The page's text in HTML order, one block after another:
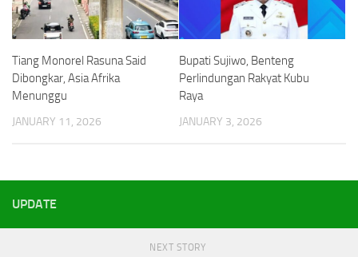
Tiang Monorel Rasuna Said
Dibongkar, Asia Afrika
Menunggu
JANUARY 11, 2026
Bupati Sujiwo, Benteng
Perlindungan Rakyat Kubu
Raya
JANUARY 3, 2026
UPDATE
NEXT STORY